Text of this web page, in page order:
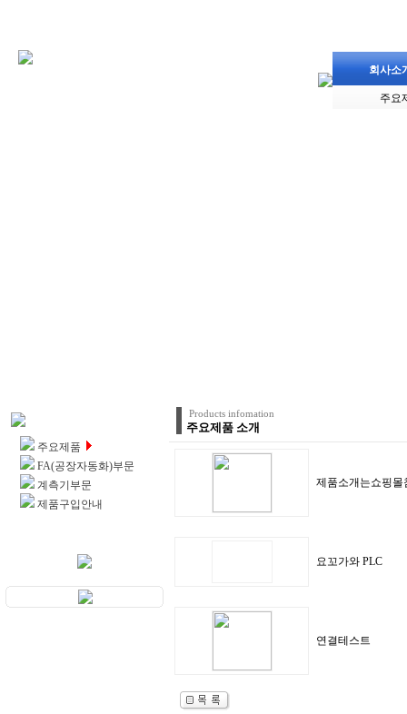
회사소
주요
주요제품
FA(공장자동화)부문
계측기부문
제품구입안내
Products infomation
주요제품 소개
제품소개는쇼핑몰
요꼬가와 PLC
연결테스트